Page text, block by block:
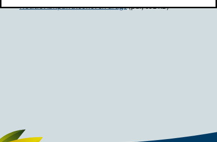
Notitie Aanpak alcohol en drugs(pdf, 691 kB)